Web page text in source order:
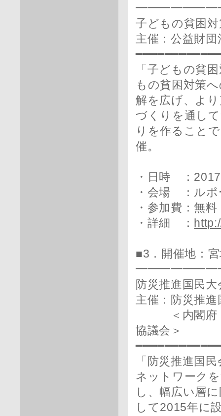
子どもの貧困
主催：公益財
「子どもの貧
もの貧困対策
解を広げ、よ
づくりを通し
りを作ること
催。
・日時 ：
・会場 ：ルポ
・参加費：無料
・詳細 ：
■3．開催地：
防災推進国民
主催：防災推
＜内閣府（
協議会＞
「防災推進国
ネットワーク
し、幅広い層
して2015年に